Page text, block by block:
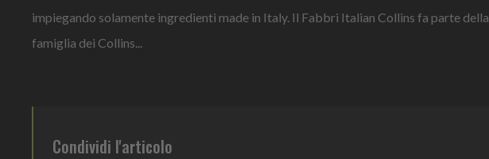
impiegando solamente ingredienti made in Italy. Il Fabbri Italian Collins fa parte della
famiglia dei Collins...
Condividi l'articolo